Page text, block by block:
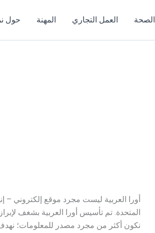
الصحة العمل التجاري المهنة حول
أورا العربية ليست مجرد موقع إلكتروني –
المتحدة. تم تأسيس أورا العربية بشغف
نكون أكثر من مجرد مصدر للمعلومات؛